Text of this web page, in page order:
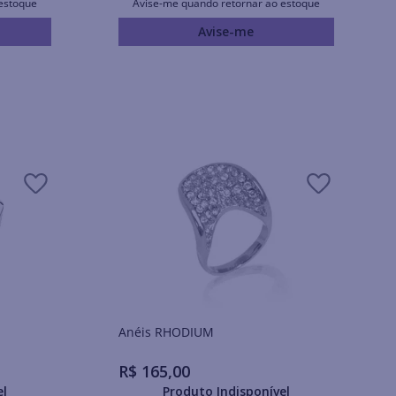
Avise-me
Anéis RHODIUM
R$ 165,00
Produto Indisponível